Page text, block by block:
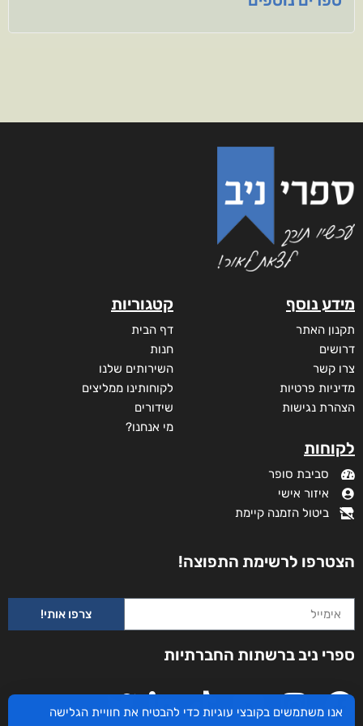
מידע נוסף
תקנון האתר
דרושים
צרו קשר
מדיניות פרטיות
הצהרת נגישות
לקוחות
סביבת סופר
איזור אישי
ביטול הזמנה קיימת
קטגוריות
דף הבית
חנות
השירותים שלנו
לקוחותינו ממליצים
שידורים
מי אנחנו?
הצטרפו לרשימת התפוצה!
צרפו אותי!
ספרי ניב ברשתות החברתיות
אנו משתמשים בקובצי עוגיות כדי להבטיח את חוויית הגלישה